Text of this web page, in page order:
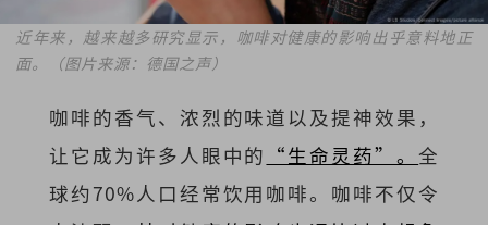
近年来，越来越多研究显示，咖啡对健康的影响出乎意料地正
面。（图片来源：德国之声）
咖啡的香气、浓烈的味道以及提神效果，
让它成为许多人眼中的 “生命灵药”。全
球约70%人口经常饮用咖啡。咖啡不仅令